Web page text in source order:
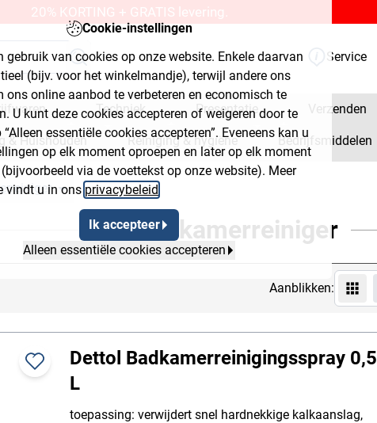
Cookie-instellingen
gebruik van cookies op onze website. Enkele daarvan
(bijv. voor het winkelmandje), terwijl andere ons
ons online aanbod te verbeteren en economisch te
U kunt deze cookies accepteren of weigeren door te
essentiële cookies accepteren”. Eveneens kan u
op elk moment oproepen en later op elk moment
via de voettekst op onze website). Meer
vindt u in ons privacybeleid
Ik accepteer
Alleen essentiële cookies accepteren
20% KORTING + GRATIS levering.
Service
Techniek Presentatie Verzenden
& Huishouden Reiniging & hygiëne Bedrijfsmiddelen
bouwmarkt
Button 2Breadcrumb Flyout Button 3
Badkamerreiniger
Aanblikken:
Dettol Badkamerreinigingsspray 0,5
L
toepassing: verwijdert snel hardnekkige kalkaanslag,